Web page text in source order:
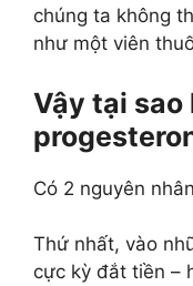
chúng ta không
như một viên
Vậy tại
Có 2 nguyên
Thứ nhất, vào
cực kỳ đắt tiền –